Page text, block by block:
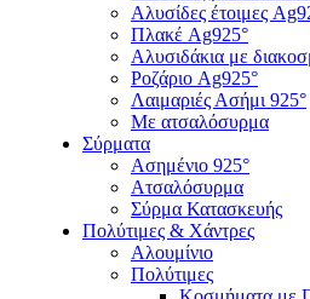
Αλυσίδες έτοιμες
Πλακέ Ag925°
Αλυσιδάκια με
Ροζάριο Ag925°
Λαιμαριές Ασήμι 925°
Με ατσαλόσυρμα
Σύρματα
Ασημένιο 925°
Ατσαλόσυρμα
Σύρμα Κατασκευής
Πολύτιμες & Χάντρες
Αλουμίνιο
Πολύτιμες